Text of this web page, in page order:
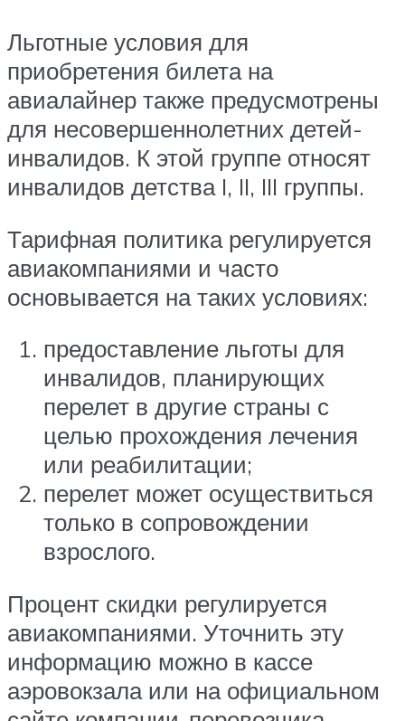
Льготные условия для
приобретения билета на
авиалайнер также предусмотрены
для несовершеннолетних детей-
инвалидов. К этой группе относят
инвалидов детства I, II, III группы.
Тарифная политика регулируется
авиакомпаниями и часто
основывается на таких условиях:
предоставление льготы для
инвалидов, планирующих
перелет в другие страны с
целью прохождения лечения
или реабилитации;
перелет может осуществиться
только в сопровождении
взрослого.
Процент скидки регулируется
авиакомпаниями. Уточнить эту
информацию можно в кассе
аэровокзала или на официальном